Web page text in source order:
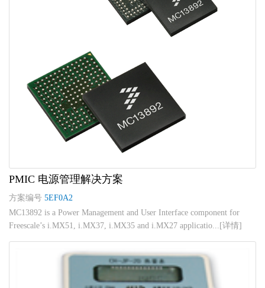
PMIC 电源管理解决方案
方案编号 5EF0A2
MC13892 is a Power Management and User Interface component for
Freescale’s i.MX51, i.MX37, i.MX35 and i.MX27 applicatio...[详情]